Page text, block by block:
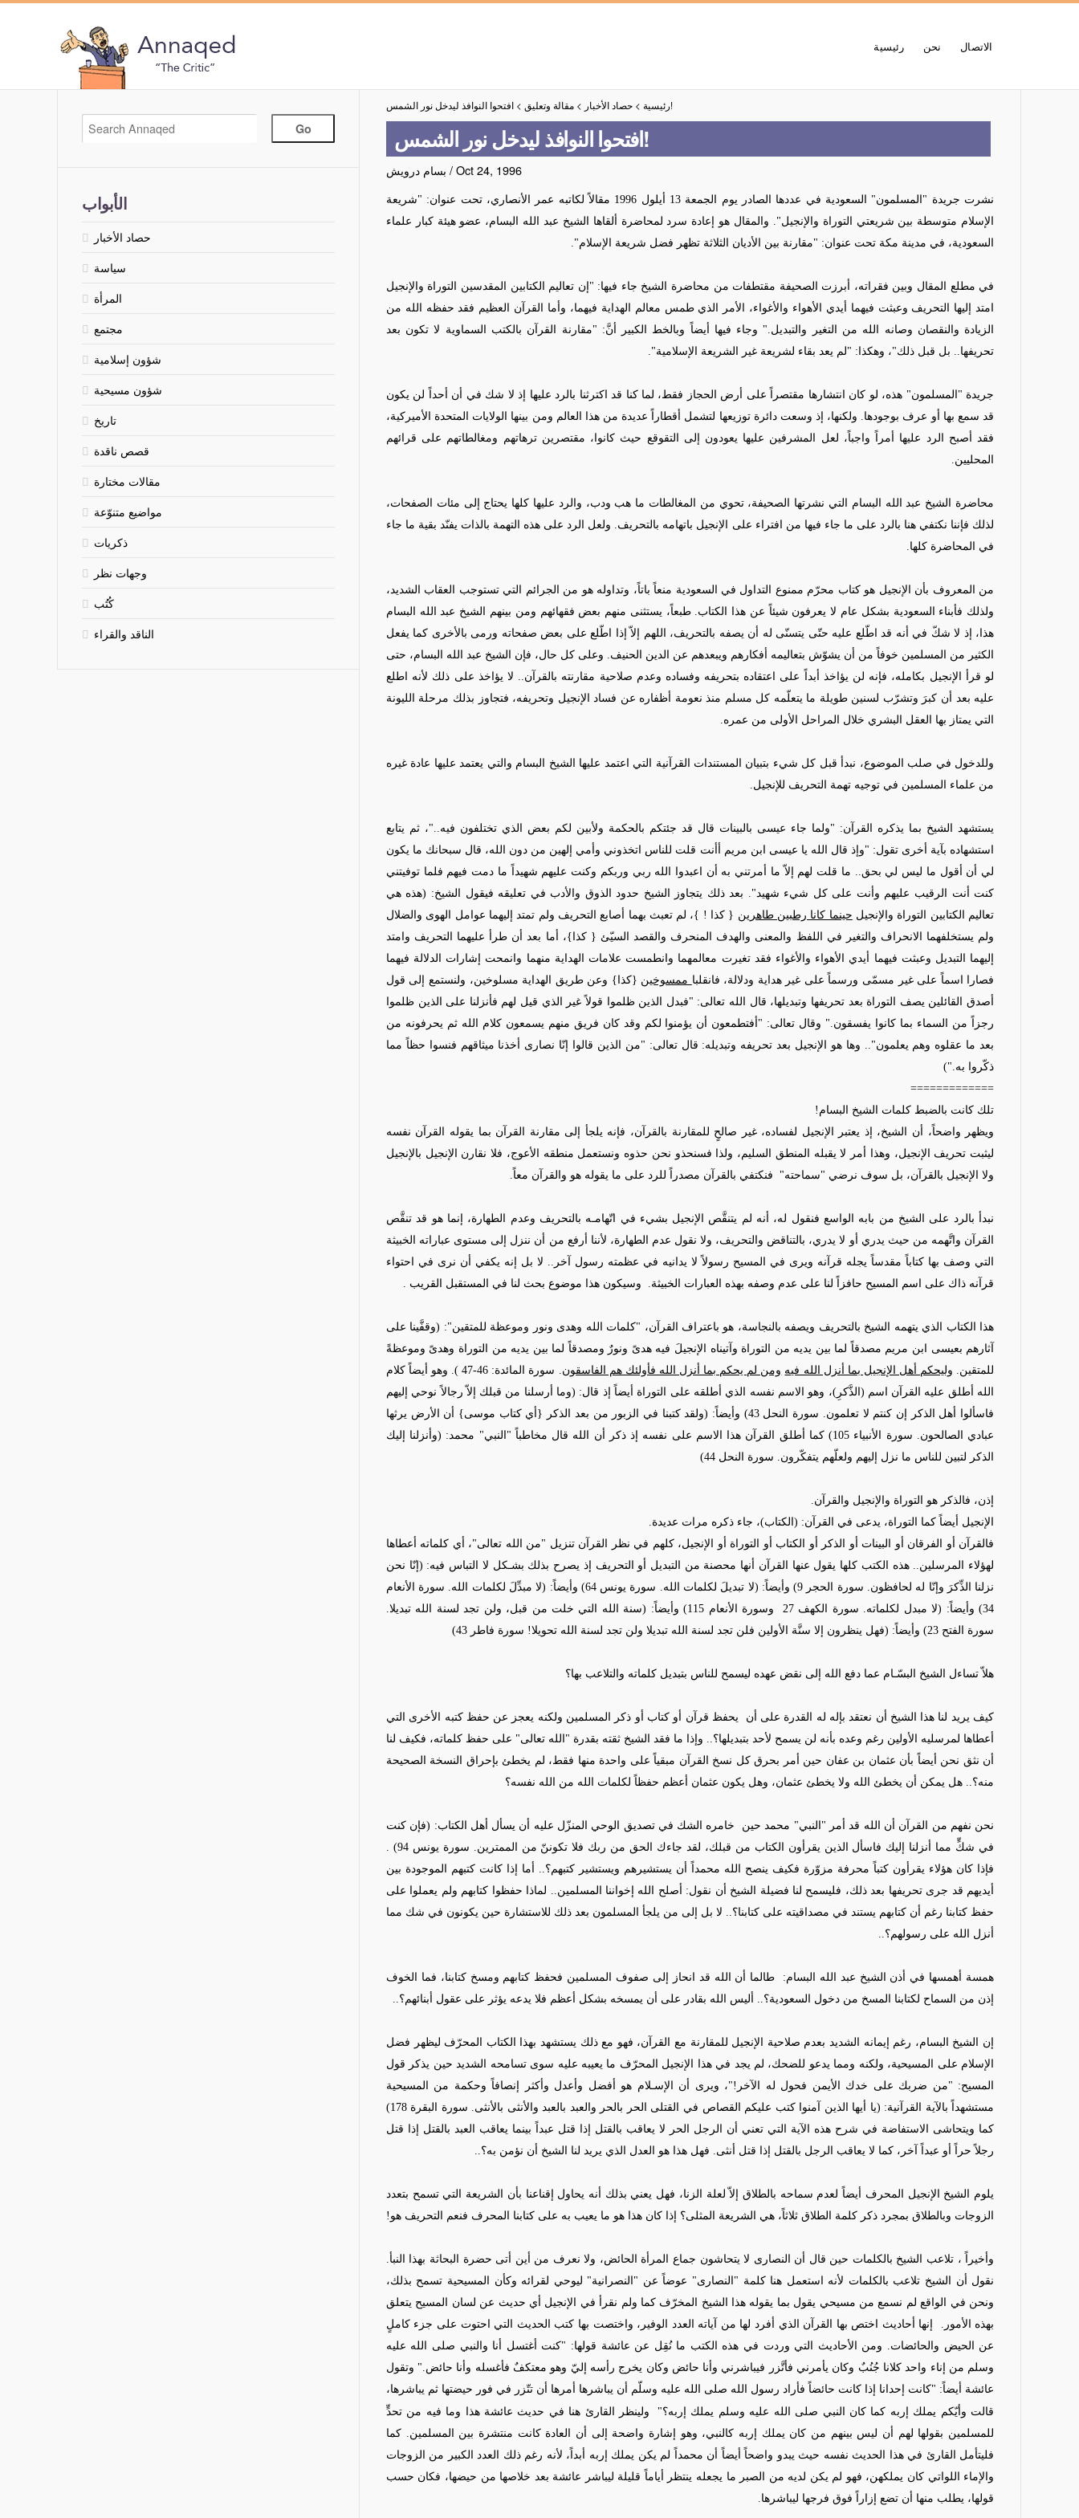
رئيسية نحن الاتصال
الأبواب
حصاد الأخبار
سياسة
المرأة
مجتمع
شؤون إسلامية
شؤون مسيحية
تاريخ
قصص ناقدة
مقالات مختارة
مواضيع متنوّعة
ذكريات
وجهات نظر
كُتُب
الناقد والقراء
رئيسية >حصاد الأخبار >مقالة وتعليق > افتحوا النوافذ ليدخل نور الشمس!
افتحوا النوافذ ليدخل نور الشمس!
بسام درويش /Oct 24, 1996
نشرت جريدة "المسلمون" السعودية في عددها الصادر يوم الجمعة 13 أيلول 1996 مقالاً لكاتبه عمر الأنصاري، تحت عنوان: "شريعة
الإسلام متوسطة بين شريعتي التوراة والإنجيل". والمقال هو إعادة سرد لمحاضرة ألقاها الشيخ عبد الله البسام، عضو هيئة كبار علماء
السعودية، في مدينة مكة تحت عنوان: "مقارنة بين الأديان الثلاثة تظهر فضل شريعة الإسلام".
في مطلع المقال وبين فقراته، أبرزت الصحيفة مقتطفات من محاضرة الشيخ جاء فيها: "إن تعاليم الكتابين المقدسين التوراة والإنجيل
امتد إليها التحريف وعبثت فيهما أيدي الأهواء والأغواء، الأمر الذي طمس معالم الهداية فيهما، وأما القرآن العظيم فقد حفظه الله من
الزيادة والنقصان وصانه الله من التغير والتبديل." وجاء فيها أيضاً وبالخط الكبير أنَّ: "مقارنة القرآن بالكتب السماوية لا تكون بعد
تحريفها.. بل قبل ذلك"، وهكذا: "لم يعد بقاء لشريعة غير الشريعة الإسلامية".
جريدة "المسلمون" هذه، لو كان انتشارها مقتصراً على أرض الحجاز فقط، لما كنا قد اكترثنا بالرد عليها إذ لا شك في أن أحداً لن يكون
قد سمع بها أو عرف بوجودها. ولكنها، إذ وسعت دائرة توزيعها لتشمل أقطاراً عديدة من هذا العالم ومن بينها الولايات المتحدة الأميركية،
فقد أصبح الرد عليها أمراً واجباً، لعل المشرفين عليها يعودون إلى التقوقع حيث كانوا، مقتصرين ترهاتهم ومغالطاتهم على قرائهم
المحليين.
محاضرة الشيخ عبد الله البسام التي نشرتها الصحيفة، تحوي من المغالطات ما هب ودب، والرد عليها كلها يحتاج إلى مئات الصفحات،
لذلك فإننا نكتفي هنا بالرد على ما جاء فيها من افتراء على الإنجيل باتهامه بالتحريف. ولعل الرد على هذه التهمة بالذات يفنّد بقية ما جاء
في المحاضرة كلها.
من المعروف بأن الإنجيل هو كتاب محرّم ممنوع التداول في السعودية منعاً باتاً، وتداوله هو من الجرائم التي تستوجب العقاب الشديد،
ولذلك فأبناء السعودية بشكل عام لا يعرفون شيئاً عن هذا الكتاب. طبعاً، يستثنى منهم بعض فقهائهم ومن بينهم الشيخ عبد الله البسام
هذا، إذ لا شكّ في أنه قد اطّلع عليه حتّى يتسنّى له أن يصفه بالتحريف، اللهم إلاّ إذا اطّلع على بعض صفحاته ورمى بالأخرى كما يفعل
الكثير من المسلمين خوفاً من أن يشوّش بتعاليمه أفكارهم ويبعدهم عن الدين الحنيف. وعلى كل حال، فإن الشيخ عبد الله البسام، حتى
لو قرأ الإنجيل بكامله، فإنه لن يؤاخذ أبداً على اعتقاده بتحريفه وفساده وعدم صلاحية مقارنته بالقرآن.. لا يؤاخذ على ذلك لأنه اطلع
عليه بعد أن كبرَ وتشرّب لسنين طويلة ما يتعلّمه كل مسلم منذ نعومة أظفاره عن فساد الإنجيل وتحريفه، فتجاوز بذلك مرحلة الليونة
التي يمتاز بها العقل البشري خلال المراحل الأولى من عمره.
وللدخول في صلب الموضوع، نبدأ قبل كل شيء بتبيان المستندات القرآنية التي اعتمد عليها الشيخ البسام والتي يعتمد عليها عادة غيره
من علماء المسلمين في توجيه تهمة التحريف للإنجيل.
يستشهد الشيخ بما يذكره القرآن: "ولما جاء عيسى بالبينات قال قد جئتكم بالحكمة ولأبين لكم بعض الذي تختلفون فيه.."، ثم يتابع
استشهاده بآية أخرى تقول: "وإذ قال الله يا عيسى ابن مريم أأنت قلت للناس اتخذوني وأمي إلهين من دون الله، قال سبحانك ما يكون
لي أن أقول ما ليس لي بحق.. ما قلت لهم إلاّ ما أمرتني به أن اعبدوا الله ربي وربكم وكنت عليهم شهيداً ما دمت فيهم فلما توفيتني
كنت أنت الرقيب عليهم وأنت على كل شيء شهيد". بعد ذلك يتجاوز الشيخ حدود الذوق والأدب في تعليقه فيقول الشيخ: (هذه هي
تعاليم الكتابين التوراة والإنجيل حينما كانا رطبين طاهرين { كذا ! }، لم تعبث بهما أصابع التحريف ولم تمتد إليهما عوامل الهوى والضلال
ولم يستخلفهما الانحراف والتغير في اللفظ والمعنى والهدف المنحرف والقصد السيّئ { كذا}، أما بعد أن طرأ عليهما التحريف وامتد
إليهما التبديل وعبثت فيهما أيدي الأهواء والأغواء فقد تغيرت معالمهما وانطمست علامات الهداية منهما وانمحت إشارات الدلالة فيهما
فصارا اسماً على غير مسمّى ورسماً على غير هداية ودلالة، فانقلبا ممسوخين {كذا} وعن طريق الهداية مسلوخين، ولنستمع إلى قول
أصدق القائلين يصف التوراة بعد تحريفها وتبديلها، قال الله تعالى: "فبدل الذين ظلموا قولاً غير الذي قيل لهم فأنزلنا على الذين ظلموا
رجزاً من السماء بما كانوا يفسقون." وقال تعالى: "أفتطمعون أن يؤمنوا لكم وقد كان فريق منهم يسمعون كلام الله ثم يحرفونه من
بعد ما عقلوه وهم يعلمون".. وها هو الإنجيل بعد تحريفه وتبديله: قال تعالى: "من الذين قالوا إنّا نصارى أخذنا ميثاقهم فنسوا حظاً مما
ذكّروا به.")
=============
تلك كانت بالضبط كلمات الشيخ البسام!
ويظهر واضحاً، أن الشيخ، إذ يعتبر الإنجيل لفساده، غير صالحٍ للمقارنة بالقرآن، فإنه يلجأ إلى مقارنة القرآن بما يقوله القرآن نفسه
ليثبت تحريف الإنجيل، وهذا أمر لا يقبله المنطق السليم، ولذا فسنحذو نحن حذوه ونستعمل منطقه الأعوج، فلا نقارن الإنجيل بالإنجيل
ولا الإنجيل بالقرآن، بل سوف نرضي "سماحته"
فنكتفي بالقرآن مصدراً للرد على ما يقوله هو والقرآن معاً.
نبدأ بالرد على الشيخ من بابه الواسع فنقول له، أنه لم يتنقَّص الإنجيل بشيء في اتّهامـه بالتحريف وعدم الطهارة، إنما هو قد تنقَّص
القرآن واتَّهمه من حيث يدري أو لا يدري، بالتناقض والتحريف، ولا نقول عدم الطهارة، لأننا أرفع من أن ننزل إلى مستوى عباراته الخبيثة
التي وصف بها كتاباً مقدساً يجله قرآنه ويرى في المسيح رسولاً لا يدانيه في عظمته رسول آخر.. لا بل إنه يكفي أن نرى في احتواء
قرآنه ذاك على اسم المسيح حافزاً لنا على عدم وصفه بهذه العبارات الخبيثة.
وسيكون هذا موضوع بحث لنا في المستقبل القريب .
هذا الكتاب الذي يتهمه الشيخ بالتحريف ويصفه بالنجاسة، هو باعتراف القرآن، "كلمات الله وهدى ونور وموعظة للمتقين": (وقفَّينا على
آثارهم بعيسى ابن مريم مصدقاً لما بين يديه من التوراة وآتيناه الإنجيلَ فيه هدىً ونورٌ ومصدقاً لما بين يديه من التوراة وهدىً وموعظةً
للمتقين. وليحكم أهل الإنجيل بما أنزل الله فيه ومن لم يحكم بما أنزل الله فأولئك هم الفاسقون
. سورة المائدة: 46-47 ). وهو أيضاً كلام
الله أطلق عليه القرآن اسم (الذَّكرِ)، وهو الاسم نفسه الذي أطلقه على التوراة أيضاً إذ قال: (وما أرسلنا من قبلك إلاّ رجالاً نوحي إليهم
فاسألوا أهل الذكر إن كنتم لا تعلمون. سورة النحل 43) وأيضاً: (ولقد كتبنا في الزبور من بعد الذكر {أي كتاب موسى} أن الأرض يرثها
عبادي الصالحون. سورة الأنبياء 105) كما أطلق القرآن هذا الاسم على نفسه إذ ذكر أن الله قال مخاطباً "النبي" محمد: (وأنزلنا إليك
الذكر لتبين للناس ما نزل إليهم ولعلّهم يتفكّرون. سورة النحل 44)
إذن، فالذكر هو التوراة والإنجيل والقرآن.
الإنجيل أيضاً كما التوراة، يدعى في القرآن: (الكتاب)، جاء ذكره مرات عديدة.
فالقرآن أو الفرقان أو البينات أو الذكر أو الكتاب أو التوراة أو الإنجيل، كلهم في نظر القرآن تنزيل "من الله تعالى"، أي كلماته أعطاها
لهؤلاء المرسلين.. هذه الكتب كلها يقول عنها القرآن أنها محصنة من التبديل أو التحريف إذ يصرح بذلك بشـكل لا التباس فيه: (إنّا نحن
نزلنا الذِّكرَ وإنّا له لحافظون. سورة الحجر 9) وأيضاً: (لا تبديلَ لكلمات الله. سورة يونس 64) وأيضاً: (لا مبدِّلَ لكلمات الله. سورة الأنعام
34) وأيضاً: (لا مبدل لكلماته. سورة الكهف 27
وسورة الأنعام 115) وأيضاً: (سنة الله التي خلت من
قبل، ولن تجد لسنة الله تبديلا.
سورة الفتح 23) وأيضاً: (فهل ينظرون إلا سنَّة الأولين فلن تجد لسنة الله تبديلا ولن تجد لسنة الله تحويلا! سورة فاطر 43)
هلاّتساءل الشيخ البسّـام عما دفع الله إلى نقض عهده ليسمح للناس بتبديل كلماته والتلاعب بها؟
كيف يريد لنا هذا الشيخ أن نعتقد بإله له القدرة على أن
يحفظ قرآن أو كتاب أو ذكر المسلمين ولكنه يعجز عن حفظ كتبه الأخرى التي
أعطاها لمرسليه الأولين رغم وعده بأنه لن يسمح لأحد بتبديلها؟.. وإذا ما فقد الشيخ ثقته بقدرة "الله تعالى" على حفظ كلماته، فكيف لنا
أن نثق نحن أيضاً بأن عثمان بن عفان حين أمر بحرق كل نسخ القرآن مبقياً على واحدة منها فقط، لم يخطئ بإحراق النسخة الصحيحة
منه؟.. هل يمكن أن يخطئ الله ولا يخطئ عثمان، وهل يكون عثمان أعظم حفظاً لكلمات الله من الله نفسه؟
نحن نفهم من القرآن أن الله قد أمر "النبي" محمد حين
خامره الشك في تصديق الوحي المنزّل عليه أن يسأل أهل الكتاب: (فإن كنت
في شكٍّ مما أنزلنا إليك فاسأل الذين يقرأون الكتاب من قبلك، لقد جاءك الحق من ربك فلا تكوننّ من الممترين. سورة يونس 94) .
فإذا كان هؤلاء يقرأون كتباً محرفة مزوّرة فكيف ينصح الله محمداً أن يستشيرهم ويستشير كتبهم؟.. أما إذا كانت كتبهم الموجودة بين
أيديهم قد جرى تحريفها بعد ذلك، فليسمح لنا فضيلة الشيخ أن نقول: أصلح الله إخواننا المسلمين.. لماذا حفظوا كتابهم ولم يعملوا على
حفظ كتابنا رغم أن كتابهم يستند في مصداقيته على كتابنا؟.. لا بل إلى من يلجأ المسلمون بعد ذلك للاستشارة حين يكونون في شك مما
أنزل الله على رسولهم؟..
همسة أهمسها في أذن الشيخ عبد الله البسام:
طالما أن الله قد انحاز إلى صفوف المسلمين فحفظ كتابهم ومسخ كتابنا، فما الخوف
إذن من السماح لكتابنا المسخ من دخول السعودية؟.. أليس الله بقادر على أن يمسخه بشكل أعظم فلا يدعه يؤثر على عقول أبنائهم؟..
إن الشيخ البسام، رغم إيمانه الشديد بعدم صلاحية الإنجيل للمقارنة مع القرآن، فهو مع ذلك يستشهد بهذا الكتاب المحرّف ليظهر فضل
الإسلام على المسيحية، ولكنه ومما يدعو للضحك، لم يجد في هذا الإنجيل المحرّف ما يعيبه عليه سوى تسامحه الشديد حين يذكر قول
المسيح: "من ضربك على خدك الأيمن فحول له الآخر!"، ويرى أن الإسـلام هو أفضل وأعدل وأكثر إنصافاً وحكمة من المسيحية
مستشهداً بالآية القرآنية: (يا أيها الذين آمنوا كتب عليكم القصاص في القتلى الحر بالحر والعبد بالعبد والأنثى بالأنثى. سورة البقرة 178)
كما ويتحاشى الاستفاضة في شرح هذه الآية التي تعني أن الرجل الحر لا يعاقب بالقتل إذا قتل عبداً بينما يعاقب العبد بالقتل إذا قتل
رجلاً حراً أو عبداً آخر، كما لا يعاقب الرجل بالقتل إذا قتل أنثى. فهل هذا هو العدل الذي يريد لنا الشيخ أن نؤمن به؟..
يلوم الشيخ الإنجيل المحرف أيضاً لعدم سماحه بالطلاق إلاّ لعلة الزنا، فهل يعني بذلك أنه يحاول إقناعنا بأن الشريعة التي تسمح بتعدد
الزوجات وبالطلاق بمجرد ذكر كلمة الطلاق ثلاثاً، هي الشريعة المثلى؟ إذا كان هذا هو ما يعيب به على كتابنا المحرف فنعم التحريف هو!
وأخيراً ، تلاعب الشيخ بالكلمات حين قال أن النصارى لا يتحاشون جماع المرأة الحائض، ولا نعرف من أين أتى حضرة البحاثة بهذا النبأ.
نقول أن الشيخ تلاعب بالكلمات لأنه استعمل هنا كلمة "النصارى" عوضاً عن "النصرانية" ليوحي لقرائه وكأن المسيحية تسمح بذلك،
ونحن في الواقع لم نسمع من مسيحي يقول بما يقوله هذا الشيخ المخرّف كما ولم نقرأ في الإنجيل أي حديث عن لسان المسيح يتعلق
بهذه الأمور.
إنها أحاديث اختص بها القرآن الذي أفرد لها من آياته العدد الوفير، واختصت بها كتب الحديث التي احتوت على جزء كاملٍ
عن الحيض والحائضات. ومن الأحاديث التي وردت في هذه الكتب ما نُقِل عن عائشة قولها: "كنت أغتسل أنا والنبي صلى الله عليه
وسلم من إناء واحد كلانا جُنُبٌ وكان يأمرني فأتَّزر فيباشرني وأنا حائض وكان يخرج رأسه إليّ وهو معتكفٌ فأغسله وأنا حائض." وتقول
عائشة أيضاً: "كانت إحدانا إذا كانت حائضاً فأراد رسول الله صلى الله عليه وسلّم أن يباشرها أمرها أن تتّزر في فور حيضتها ثم يباشرها،
قالت وأيّكم يملك إربه كما كان النبي صلى الله عليه وسلم يملك إربه؟"
ولينظر القارئ هنا في حديث عائشة هذا وما فيه من تحدٍّ
للمسلمين بقولها لهم أن ليس بينهم من كان يملك إربه كالنبي، وهو إشارة واضحة إلى أن العادة كانت منتشرة بين المسلمين. كما
فليتأمل القارئ في هذا الحديث نفسه حيث يبدو واضحاً أيضاً أن محمداً لم يكن يملك إربه أبداً، لأنه رغم ذلك العدد الكبير من الزوجات
والإماء اللواتي كان يملكهن، فهو لم يكن لديه من الصبر ما يجعله ينتظر أياماً قليلة ليباشر عائشة بعد خلاصها من حيضها، فكان حسب
قولها، يطلب منها أن تضع إزاراً فوق فرجها ليباشرها.